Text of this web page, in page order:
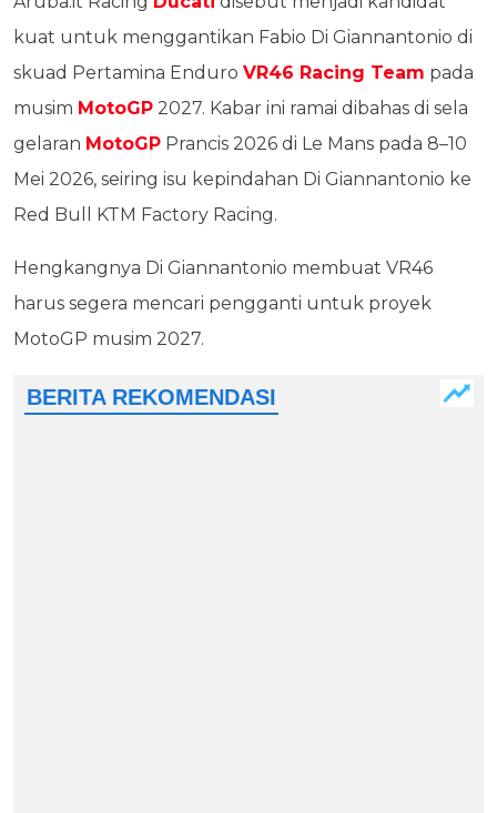
kuat untuk menggantikan Fabio Di Giannantonio di
skuad Pertamina Enduro VR46 Racing Team pada
musim MotoGP 2027. Kabar ini ramai dibahas di sela
gelaran MotoGP Prancis 2026 di Le Mans pada 8–10
Mei 2026, seiring isu kepindahan Di Giannantonio ke
Red Bull KTM Factory Racing.
Hengkangnya Di Giannantonio membuat VR46
harus segera mencari pengganti untuk proyek
MotoGP musim 2027.